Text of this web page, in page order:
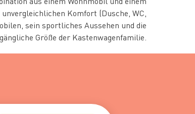
Komfort (Dusche, WC,
sein sportliches Aussehen und die
Größe der Kastenwagenfamilie.